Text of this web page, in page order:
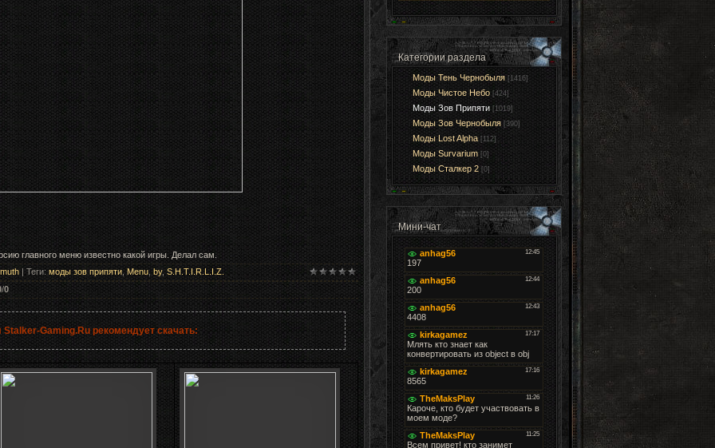
главного меню известно какой игры. Делал сам.
| Теги: моды зов припяти Menu by, S.H.T.I.R.L.I.Z.
/0
Stalker-Gaming.Ru рекомендует скачать:
Категории раздела
Моды Тень Чернобыля [1416]
Моды Чистое Небо [424]
Моды Зов Припяти [1019]
Моды Зов Чернобыля [390]
Моды Lost Alpha [112]
Моды Survarium [0]
Моды Cталкер 2 [0]
Мини-чат